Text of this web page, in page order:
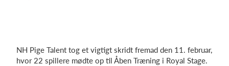
NH Pige Talent tog et vigtigt skridt fremad den 11. februar,
hvor 22 spillere mødte op til Åben Træning i Royal Stage.